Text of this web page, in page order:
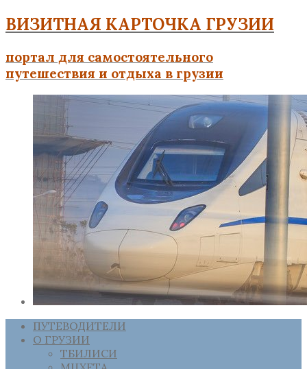
ВИЗИТНАЯ КАРТОЧКА ГРУЗИИ
портал для самостоятельного
путешествия и отдыха в грузии
ПУТЕВОДИТЕЛИ
О ГРУЗИИ
ТБИЛИСИ